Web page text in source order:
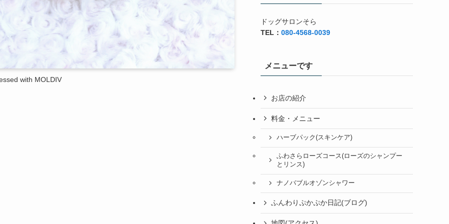
with MOLDIV
ドッグサロンそら
TEL： 080-4568-0039
メニューです
お店の紹介
料金・メニュー
ハーブパック(スキンケア)
ふわさらローズコース(ローズのシャンプー
とリンス)
ナノバブルオゾンシャワー
ふんわりぷかぷか日記(ブログ)